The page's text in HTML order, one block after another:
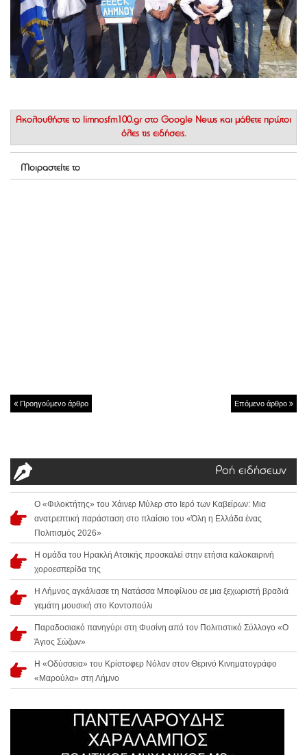
Ακολουθήστε το limnosfm100.gr στο Google News και μάθετε πρώτοι
όλες τις ειδήσεις.
Μοιραστείτε το
Προηγούμενο άρθρο Επόμενο άρθρο
Ροή ειδήσεων
Ο «Φιλοκτήτης» του Χάινερ Μύλερ στο Ιερό των Καβείρων: Μια
ανατρεπτική παράσταση στο πλαίσιο του «Όλη η Ελλάδα ένας
Πολιτισμός 2026»
Η ομάδα του Ηρακλή Ατσικής προσκαλεί στην ετήσια καλοκαιρινή
χοροεσπερίδα της
Η Λήμνος αγκάλιασε τη Νατάσσα Μποφίλιου σε μια ξεχωριστή βραδιά
γεμάτη μουσική στο Κοντοπούλι
Παραδοσιακό πανηγύρι στη Φυσίνη από τον Πολιτιστικό Σύλλογο «Ο
Άγιος Σώζων»
Η «Οδύσσεια» του Κρίστοφερ Νόλαν στον Θερινό Κινηματογράφο
«Μαρούλα» στη Λήμνο